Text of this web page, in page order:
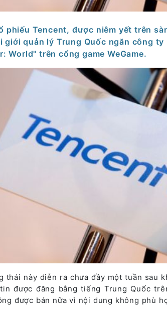
phiếu Tencent, được niêm yết trên
giới quản lý Trung Quốc ngăn công ty
World" trên cổng game WeGame.
thái này diễn ra chưa đầy một tuần sau
được đăng bằng tiếng Trung Quốc
được bán nữa vì nội dung không phù